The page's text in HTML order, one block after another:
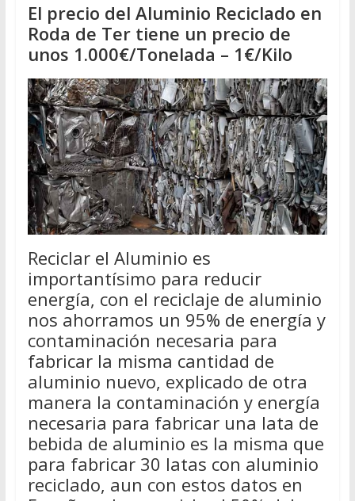
El precio del Aluminio Reciclado en
Roda de Ter tiene un precio de
unos 1.000€/Tonelada – 1€/Kilo
Reciclar el Aluminio es
importantísimo para reducir
energía, con el reciclaje de aluminio
nos ahorramos un 95% de energía y
contaminación necesaria para
fabricar la misma cantidad de
aluminio nuevo, explicado de otra
manera la contaminación y energía
necesaria para fabricar una lata de
bebida de aluminio es la misma que
para fabricar 30 latas con aluminio
reciclado, aun con estos datos en